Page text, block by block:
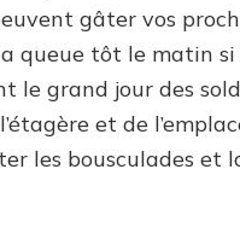
gâter vos
queue tôt le matin
le grand jour des
et de
les bousculades et